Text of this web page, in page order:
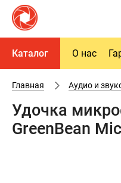
Каталог О нас
Главная Аудио и
Удочка
GreenBean